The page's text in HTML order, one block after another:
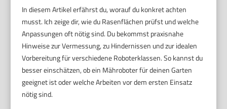
In diesem Artikel erfährst du, worauf du konkret achten
musst. Ich zeige dir, wie du Rasenflächen prüfst und welche
Anpassungen oft nötig sind. Du bekommst praxisnahe
Hinweise zur Vermessung, zu Hindernissen und zur idealen
Vorbereitung für verschiedene Roboterklassen. So kannst du
besser einschätzen, ob ein Mähroboter für deinen Garten
geeignet ist oder welche Arbeiten vor dem ersten Einsatz
nötig sind.